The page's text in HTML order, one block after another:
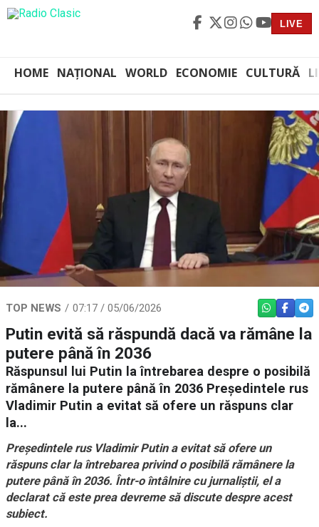
LIVE
HOME NAȚIONAL WORLD ECONOMIE CULTURĂ
TOP NEWS 07:17 / 05/06/2026 WHATSAPP
Putin evită să răspundă dacă va rămâne la
putere până în 2036
Răspunsul lui Putin la întrebarea despre o posibilă
rămânere la putere până în 2036 Președintele rus
Vladimir Putin a evitat să ofere un răspuns clar
la...
Președintele rus Vladimir Putin a evitat să ofere un
răspuns clar la întrebarea privind o posibilă rămânere la
putere până în 2036. Într-o întâlnire cu jurnaliștii, el a
declarat că este prea devreme să discute despre acest
subiect.